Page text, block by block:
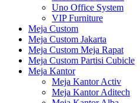
Uno Office System
VIP Furniture
Meja Custom
Meja Custom Jakarta
Meja Custom Meja Rapat
Meja Custom Partisi Cubicle
Meja Kantor
Meja Kantor Activ
Meja Kantor Aditech